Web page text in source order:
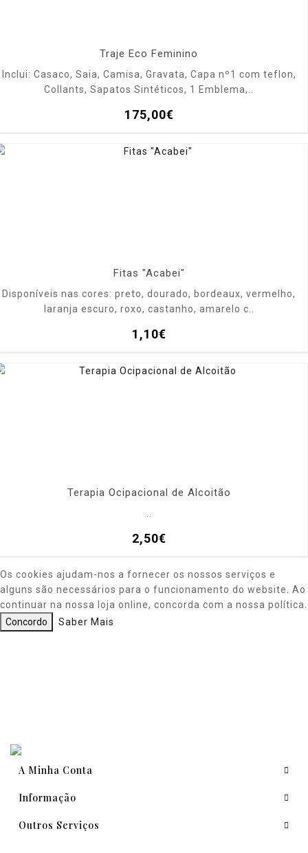
Traje Eco Feminino
Inclui: Casaco, Saia, Camisa, Gravata, Capa nº1 com teflon,
Collants, Sapatos Sintéticos, 1 Emblema,..
175,00€
Fitas "Acabei"
Disponíveis nas cores: preto, dourado, bordeaux, vermelho,
laranja escuro, roxo, castanho, amarelo c..
1,10€
Terapia Ocipacional de Alcoitão
2,50€
Os cookies ajudam-nos a fornecer os nossos serviços e
alguns são necessários para o funcionamento do website. Ao
continuar na nossa loja online, concorda com a nossa política.
Concordo
Saber Mais
A Minha Conta
Informação
Outros Serviços